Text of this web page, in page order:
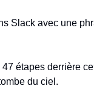
Slack avec une
étapes derrière
du ciel.